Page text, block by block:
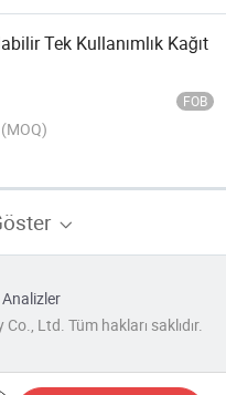
Tek Kullanımlık Kağıt
FOB
(MOQ)
Analizler
Ltd. Tüm hakları saklıdır.